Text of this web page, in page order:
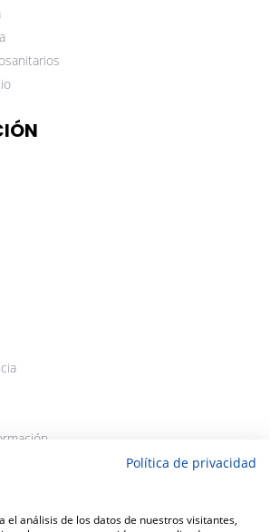
Política de privacidad
el análisis de los datos de nuestros visitantes,